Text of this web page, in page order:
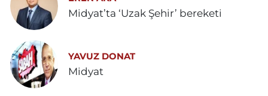
Midyat’ta ‘Uzak Şehir’ bereketi
YAVUZ DONAT
Midyat